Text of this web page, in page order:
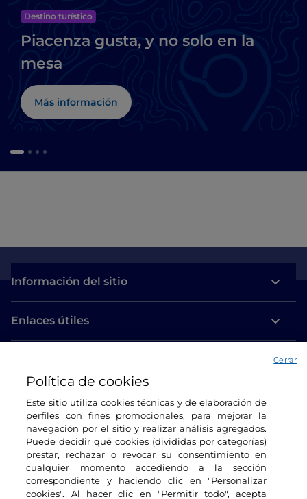
Destino turístico
Piacenza gusta, y no solo en la
mesa
Más información
Información del sitio
Enlaces útiles
Estamos en contacto
Política de cookies
Este sitio utiliza cookies técnicas y de elaboración de
perfiles con fines promocionales, para mejorar la
navegación por el sitio y realizar análisis agregados.
Puede decidir qué cookies (divididas por categorías)
prestar, rechazar o revocar su consentimiento en
cualquier momento accediendo a la sección
correspondiente y haciendo clic en "Personalizar
cookies". Al hacer clic en "Permitir todo", acepta
Cerrar